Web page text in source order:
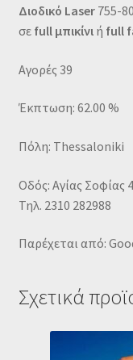
Διοδικό Laser755-
σεfull μπικίνι ή full
Αγορές 39
Έκπτωση: 62.00 %
Πόλη: Thessaloniki
Οδός: Αγίας Σοφίας
Τηλ. 2310 282988
Παρέχεται από:
Σχετικά